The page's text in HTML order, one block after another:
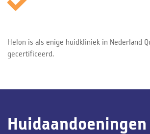
Helon is als enige huidkliniek in Nederland
gecertificeerd.
Huidaandoeningen